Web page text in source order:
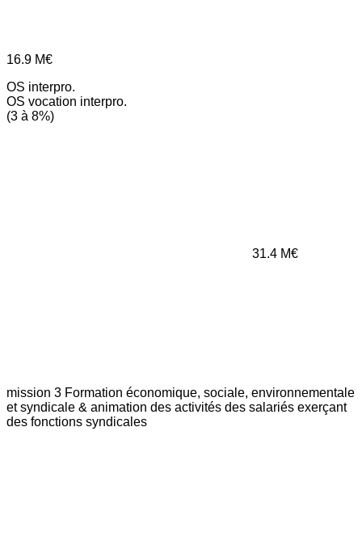
16.9 M€
OS interpro.
OS vocation interpro.
(3 à 8%)
31.4 M€
mission 3 Formation économique, sociale, environnementale
et syndicale & animation des activités des salariés exerçant
des fonctions syndicales